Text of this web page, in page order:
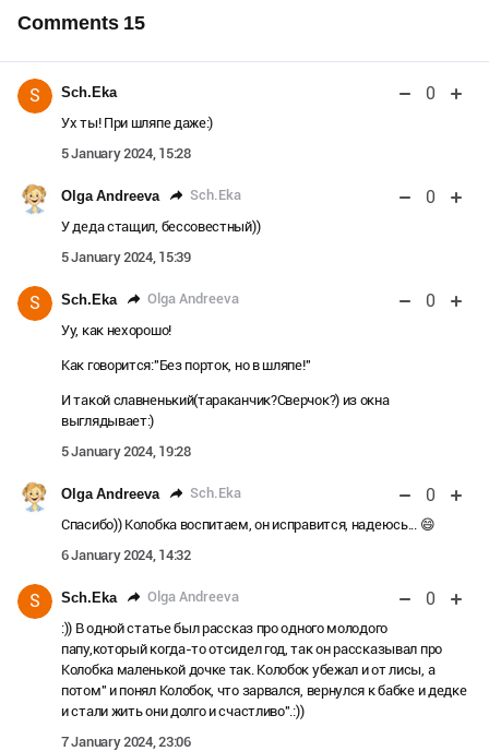
Comments 15
S Sch.Eka 0
Ух ты! При шляпе даже:)
5 January 2024, 15:28
Olga Andreeva Sch.Eka 0
У деда стащил, бессовестный))
5 January 2024, 15:39
S Sch.Eka Olga Andreeva 0
Уу, как нехорошо!
Как говорится:"Без порток, но в шляпе!"
И такой славненький(тараканчик?Сверчок?) из окна
выглядывает:)
5 January 2024, 19:28
Olga Andreeva Sch.Eka 0
Спасибо)) Колобка воспитаем, он исправится, надеюсь... 😄
6 January 2024, 14:32
S Sch.Eka Olga Andreeva 0
:)) В одной статье был рассказ про одного молодого
папу,который когда-то отсидел год, так он рассказывал про
Колобка маленькой дочке так. Колобок убежал и от лисы, а
потом" и понял Колобок, что зарвался, вернулся к бабке и дедке
и стали жить они долго и счастливо".:))
7 January 2024, 23:06